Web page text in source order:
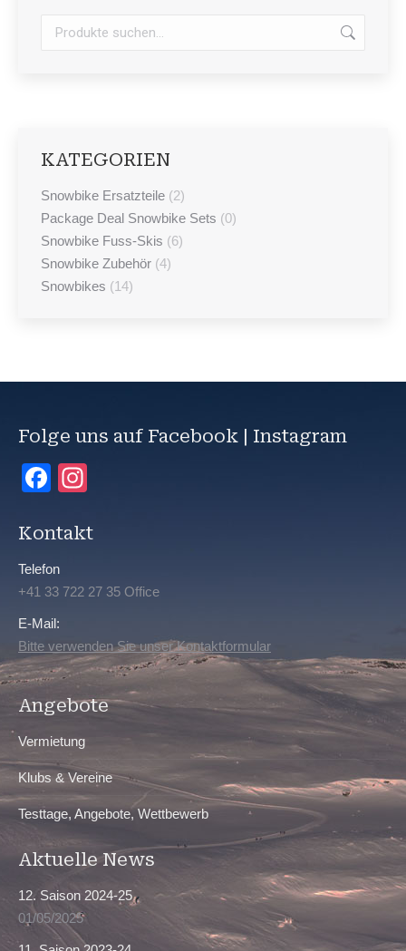
KATEGORIEN
Snowbike Ersatzteile (2)
Package Deal Snowbike Sets (0)
Snowbike Fuss-Skis (6)
Snowbike Zubehör (4)
Snowbikes (14)
Folge uns auf Facebook | Instagram
Facebook
Kontakt
Telefon
+41 33 722 27 35 Office
E-Mail:
Bitte verwenden Sie unser Kontaktformular
Angebote
Vermietung
Klubs & Vereine
Testtage, Angebote, Wettbewerb
Aktuelle News
12. Saison 2024-25
01/05/2025